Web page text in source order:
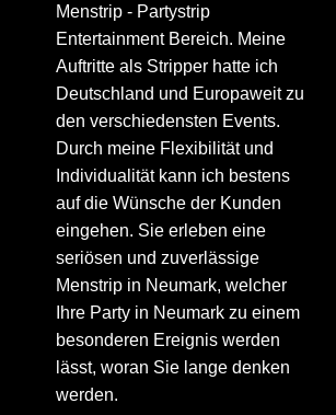
Menstrip - Partystrip
Entertainment Bereich. Meine
Auftritte als Stripper hatte ich
Deutschland und Europaweit zu
den verschiedensten Events.
Durch meine Flexibilität und
Individualität kann ich bestens
auf die Wünsche der Kunden
eingehen. Sie erleben eine
seriösen und zuverlässige
Menstrip in Neumark, welcher
Ihre Party in Neumark zu einem
besonderen Ereignis werden
lässt, woran Sie lange denken
werden.